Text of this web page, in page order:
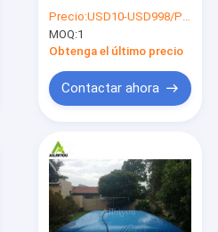
plegable de PVC
almacenaje tanque
de agua flexible para
Precio:USD10-USD998/PCS
MOQ:1
Obtenga el último precio
Contactar ahora